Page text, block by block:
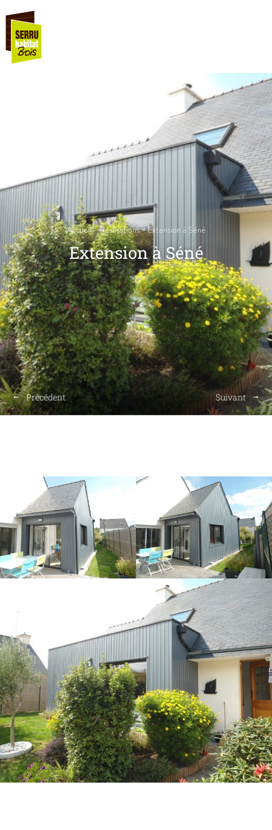
Accueil-Réalisations-Extension à Séné
Extension à Séné
Précédent Suivant